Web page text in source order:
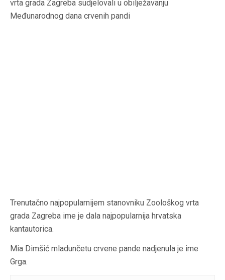
vrta grada Zagreba sudjelovali u obilježavanju
Međunarodnog dana crvenih pandi
Trenutačno najpopularnijem stanovniku Zoološkog vrta
grada Zagreba ime je dala najpopularnija hrvatska
kantautorica.
Mia Dimšić mladunčetu crvene pande nadjenula je ime
Grga.